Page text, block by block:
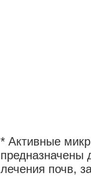
* Активные
предназначены
лечения почв,